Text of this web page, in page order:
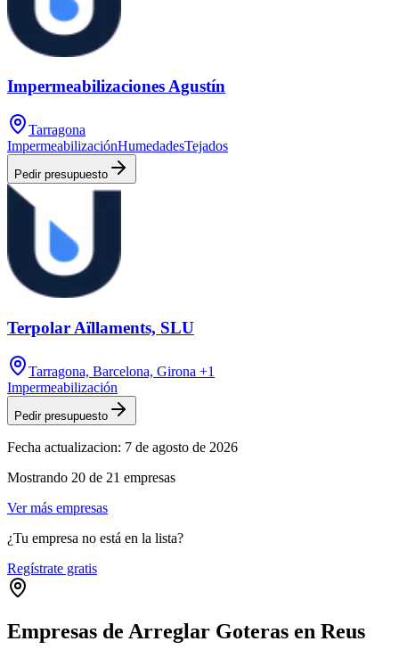
Impermeabilizaciones Agustín
Tarragona
ImpermeabilizaciónHumedadesTejados
Pedir presupuesto
Terpolar Aïllaments, SLU
Tarragona, Barcelona, Girona +1
Impermeabilización
Pedir presupuesto
Fecha actualizacion: 7 de agosto de 2026
Mostrando 20 de 21 empresas
Ver más empresas
¿Tu empresa no está en la lista?
Regístrate gratis
Empresas de Arreglar Goteras en Reus